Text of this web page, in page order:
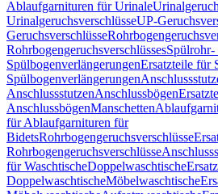
Ablaufgarnituren für Urinale
UrinalgeruchsverschlüsseUP-
Geruchsverschlüsse
RohrbogengeruchsverschlüssesSpülrohr-
SpülbogenverlängerungenErsatzteile für
Spülbogenverlängerungen
AnschlussstutzenAnschlussbögen
AnschlussbögenManschetten
für Ablaufgarnituren für
BidetsRohrbogengeruchsverschlüsse
Rohrbogengeruchsverschlüsse
für WaschtischeDoppelwaschtische
DoppelwaschtischeMöbelwaschtische